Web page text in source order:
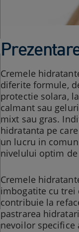
Cremele
diferite formule,
protectie solara,
calmant sau
mixt sau gras.
hidratanta pe
un lucru in
nivelului optim
Cremele
imbogatite cu trei
contribuie la
pastrarea
nevoilor specifice